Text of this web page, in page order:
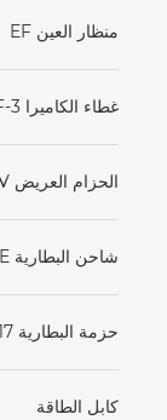
منظار العين EF
غطاء الكاميرا R-F-3
الحزام العريض EW-100DBV
شاحن البطارية LC-E17E
حزمة البطارية LP-E17
كابل الطاقة